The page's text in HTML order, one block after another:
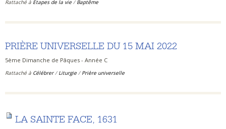
Rattaché à Etapes de la vie / Baptême
PRIÈRE UNIVERSELLE DU 15 MAI 2022
5ème Dimanche de Pâques - Année C
Rattaché à Célébrer / Liturgie / Prière universelle
LA SAINTE FACE, 1631